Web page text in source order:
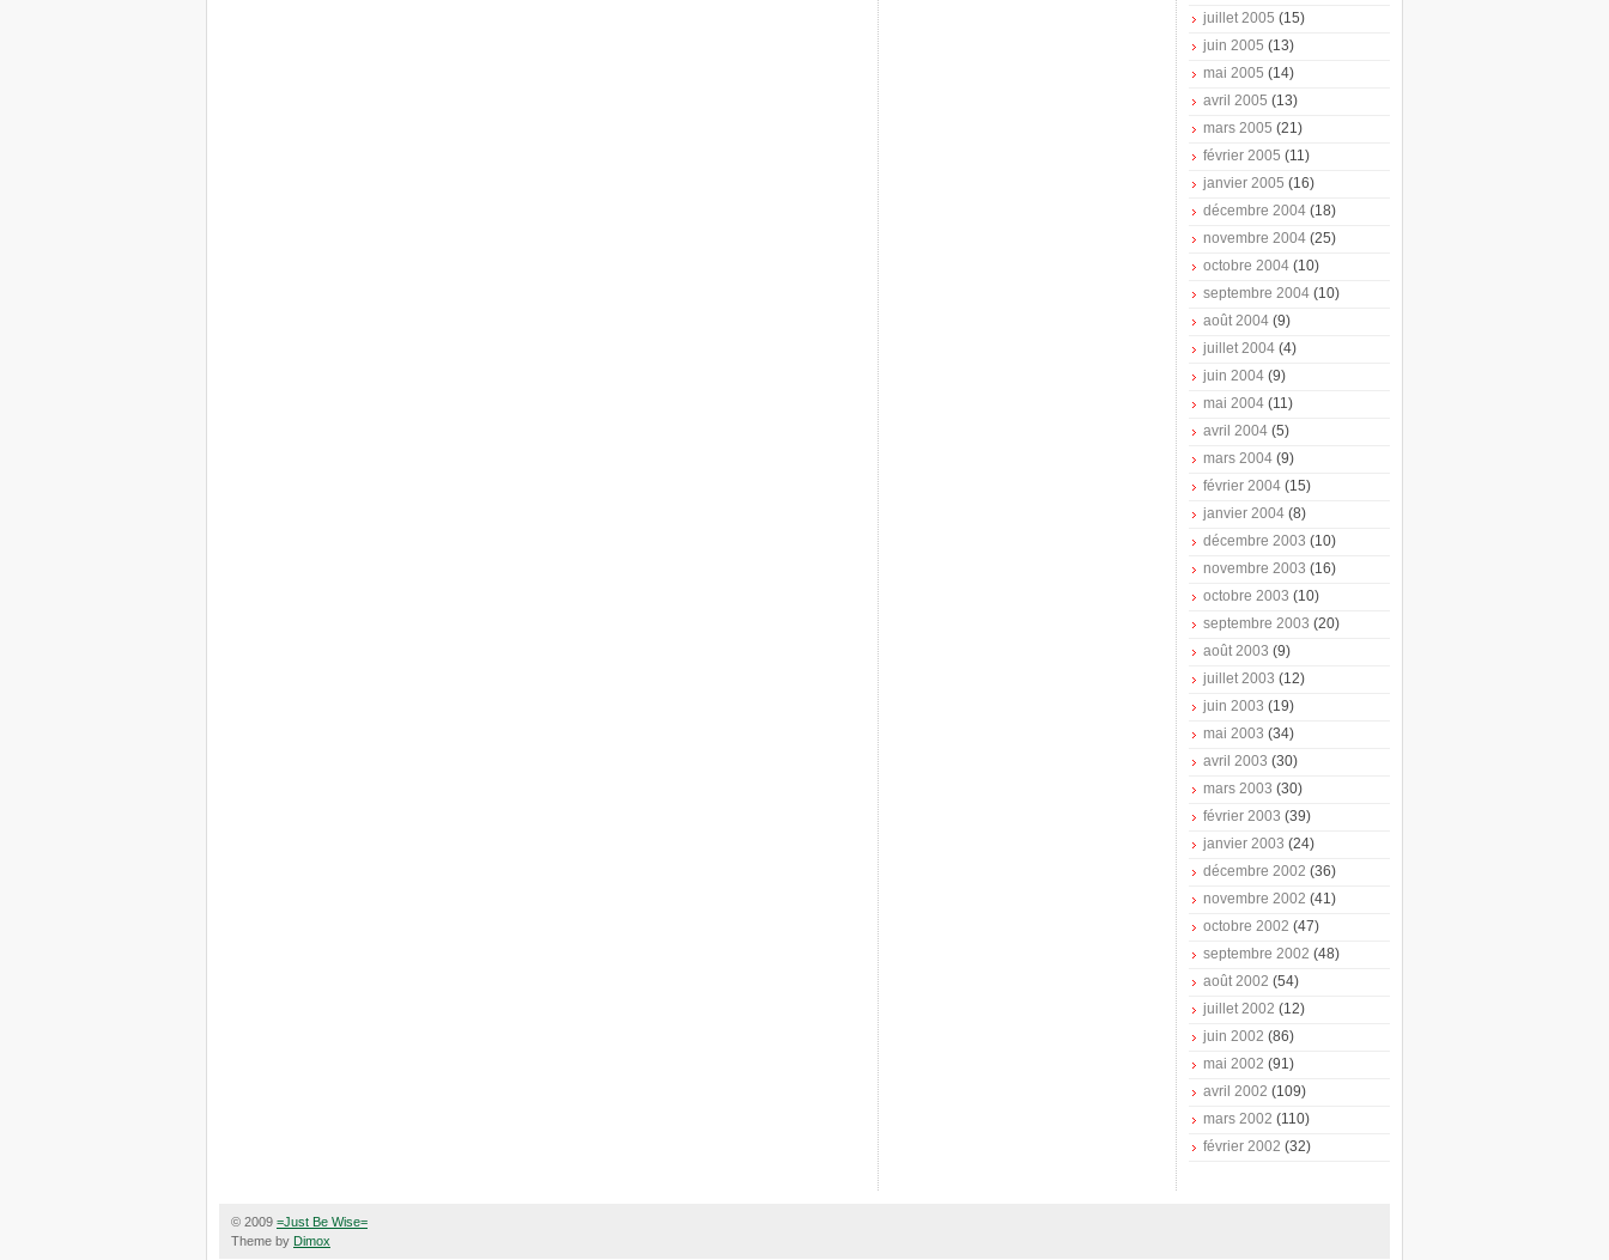
juillet 2005 (15)
juin 2005 (13)
mai 2005 (14)
avril 2005 (13)
mars 2005 (21)
février 2005 (11)
janvier 2005 (16)
décembre 2004 (18)
novembre 2004 (25)
octobre 2004 (10)
septembre 2004 (10)
août 2004 (9)
juillet 2004 (4)
juin 2004 (9)
mai 2004 (11)
avril 2004 (5)
mars 2004 (9)
février 2004 (15)
janvier 2004 (8)
décembre 2003 (10)
novembre 2003 (16)
octobre 2003 (10)
septembre 2003 (20)
août 2003 (9)
juillet 2003 (12)
juin 2003 (19)
mai 2003 (34)
avril 2003 (30)
mars 2003 (30)
février 2003 (39)
janvier 2003 (24)
décembre 2002 (36)
novembre 2002 (41)
octobre 2002 (47)
septembre 2002 (48)
août 2002 (54)
juillet 2002 (12)
juin 2002 (86)
mai 2002 (91)
avril 2002 (109)
mars 2002 (110)
février 2002 (32)
© 2009 =Just Be Wise=
Theme by Dimox